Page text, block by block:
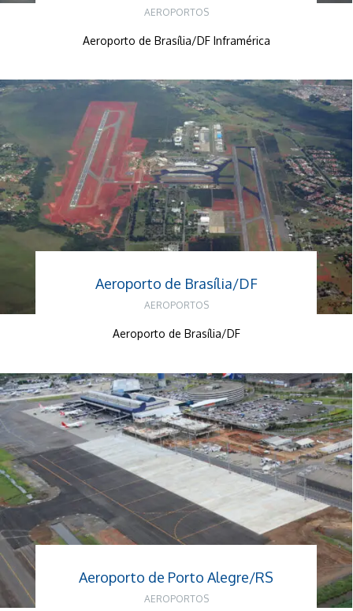
AEROPORTOS
Aeroporto de Brasília/DF Inframérica
Aeroporto de Brasília/DF
AEROPORTOS
Aeroporto de Brasília/DF
Aeroporto de Porto Alegre/RS
AEROPORTOS